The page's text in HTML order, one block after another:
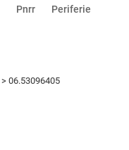
Pnrr Periferie
> 06.53096405